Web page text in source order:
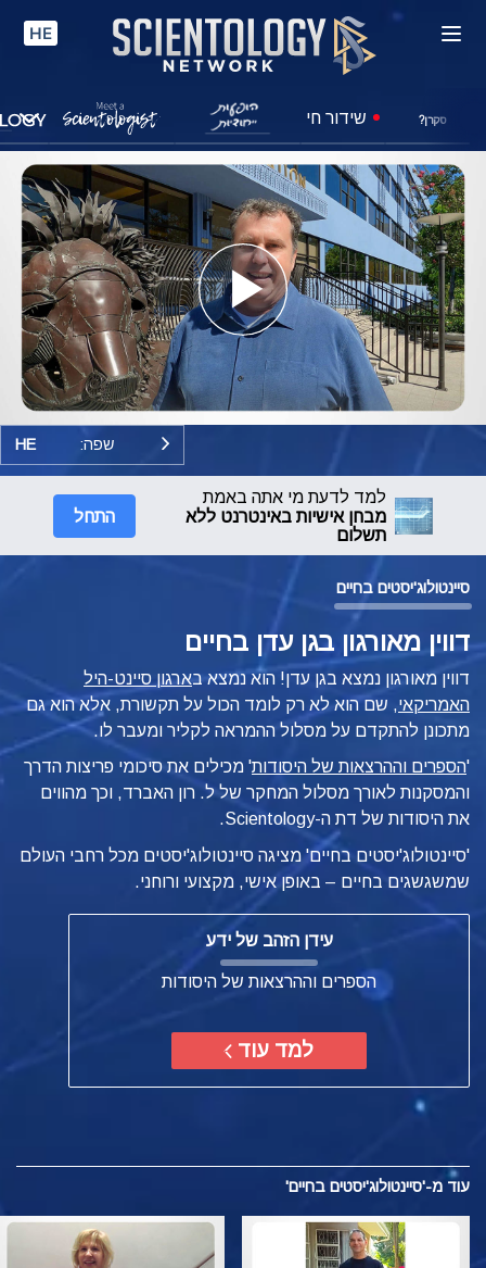
HE
סקרן? שידור חי
Play
Video
שפה: HE
למד לדעת מי אתה באמת
מבחן אישיות באינטרנט ללא
תשלום
התחל
סיינטולוג'יסטים בחיים
דווין מאורגון בגן עדן בחיים
דווין מאורגון נמצא בגן עדן! הוא נמצא בארגון סיינט-היל
האמריקאי, שם הוא לא רק לומד הכול על תקשורת, אלא הוא גם
מתכונן להתקדם על מסלול ההמראה לקליר ומעבר לו.
'הספרים וההרצאות של היסודות' מכילים את סיכומי פריצות הדרך
והמסקנות לאורך מסלול המחקר של ל. רון האברד, וכך מהווים
את היסודות של דת ה-Scientology.
'סיינטולוג'יסטים בחיים' מציגה סיינטולוג'יסטים מכל רחבי העולם
שמשגשגים בחיים – באופן אישי, מקצועי ורוחני.
עידן הזהב של ידע
הספרים וההרצאות של היסודות
למד עוד
עוד מ-'סיינטולוג'יסטים בחיים'